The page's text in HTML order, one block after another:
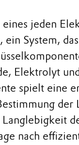
eines jeden
System,
Elektrolyt
spielt eine
der
nach